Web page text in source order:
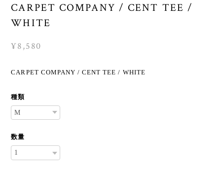
CARPET COMPANY / CENT TEE /
WHITE
¥8,580
CARPET COMPANY / CENT TEE / WHITE
種類
数量